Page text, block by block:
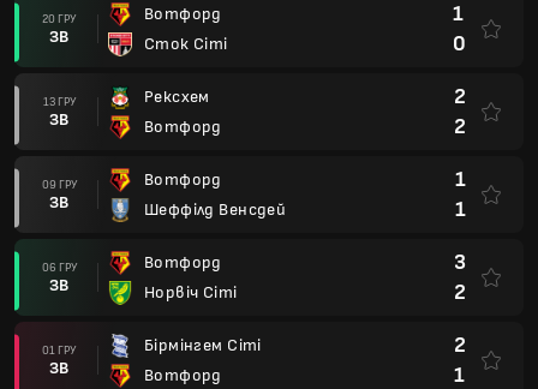
20 ГРУ
ЗВ
Вотфорд
Сток Сіті
1
0
13 ГРУ
ЗВ
Рексхем
Вотфорд
2
2
09 ГРУ
ЗВ
Вотфорд
Шеффілд Венсдей
1
1
06 ГРУ
ЗВ
Вотфорд
Норвіч Сіті
3
2
01 ГРУ
ЗВ
Бірмінгем Сіті
Вотфорд
2
1